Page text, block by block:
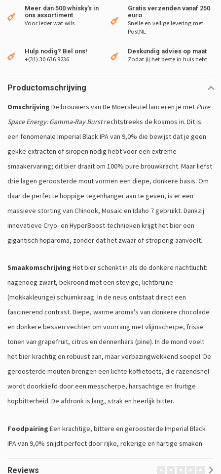
Meer dan 500 whisky's in
ons assortiment
Voor ieder wat wils
Gratis verzenden vanaf 250
euro
Snelle en veilige levering met
PostNL
Hulp nodig? Bel ons!
+(31) 30 636 9236
Deskundig advies op maat
Zodat jij het beste in huis hebt
Productomschrijving
Omschrijving De brouwers van De Moersleutel lanceren je met Pure
Space Energy: Gamma-Ray Burstrechtstreeks de kosmos in. Dit is
een fenomenale Imperial Black IPA van 9,0% die bewijst dat je geen
gekke extracten of siropen nodig hebt voor een extreme
smaakervaring; dit bier draait om 100% pure brouwkracht. Maar liefst
drie lagen geroosterde mout vormen een diepe, donkere basis. Om
daar de perfecte hoppige tegenhanger aan te geven, is er een
massieve storting van Chinook, Mosaic en Idaho 7 gebruikt. Dankzij
innovatieve Cryo- en HyperBoost-technieken krijgt het bier een
gigantisch hoparoma, zonder dat het zwaar of stroperig aanvoelt.
Smaakomschrijving Het bier schenkt in als de donkere nachtlucht:
nagenoeg zwart, bekroond met een stevige, lichtbruine
(mokkakleurige) schuimkraag. In de neus ontstaat direct een
fascinerend contrast. Diepe, warme aroma's van donkere chocolade
en donkere bessen vechten om voorrang met vlijmscherpe, frisse
tonen van grapefruit, citrus en dennenhars (pine). In de mond voelt
het bier krachtig en robuust aan, maar verbazingwekkend soepel. De
geroosterde mouten brengen een lichte koffietoets, die razendsnel
wordt doorkliefd door een messcherpe, harsachtige en fruitige
hopbitterheid. De afdronk is lang, strak en heerlijk bitter.
Foodpairing Een krachtige, bittere en geroosterde Imperial Black
IPA van 9,0% snijdt perfect door rijke, rokerige en hartige smaken:
Reviews